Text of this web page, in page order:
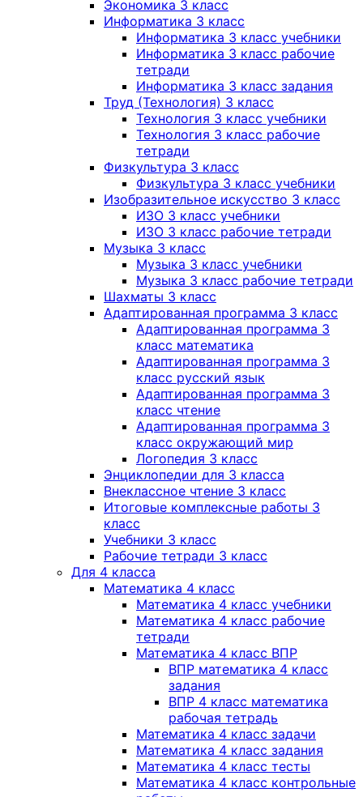
Экономика 3 класс
Информатика 3 класс
Информатика 3 класс учебники
Информатика 3 класс рабочие
тетради
Информатика 3 класс задания
Труд (Технология) 3 класс
Технология 3 класс учебники
Технология 3 класс рабочие
тетради
Физкультура 3 класс
Физкультура 3 класс учебники
Изобразительное искусство 3 класс
ИЗО 3 класс учебники
ИЗО 3 класс рабочие тетради
Музыка 3 класс
Музыка 3 класс учебники
Музыка 3 класс рабочие тетради
Шахматы 3 класс
Адаптированная программа 3 класс
Адаптированная программа 3
класс математика
Адаптированная программа 3
класс русский язык
Адаптированная программа 3
класс чтение
Адаптированная программа 3
класс окружающий мир
Логопедия 3 класс
Энциклопедии для 3 класса
Внеклассное чтение 3 класс
Итоговые комплексные работы 3
класс
Учебники 3 класс
Рабочие тетради 3 класс
Для 4 класса
Математика 4 класс
Математика 4 класс учебники
Математика 4 класс рабочие
тетради
Математика 4 класс ВПР
ВПР математика 4 класс
задания
ВПР 4 класс математика
рабочая тетрадь
Математика 4 класс задачи
Математика 4 класс задания
Математика 4 класс тесты
Математика 4 класс контрольные